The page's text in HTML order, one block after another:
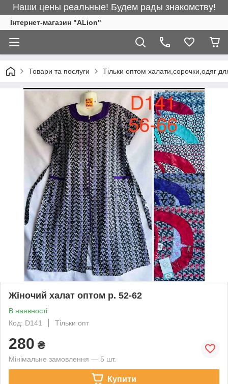
Наши цены реальные! Будем рады знакомству!
Інтернет-магазин "ALіon"
Товари та послуги Тільки оптом халати,сорочки,одяг
Жіночий халат оптом р. 52-62
В наявності
Код: D141
Тільки опт
280 ₴
Мінімальне замовлення — 5 шт.
Купити